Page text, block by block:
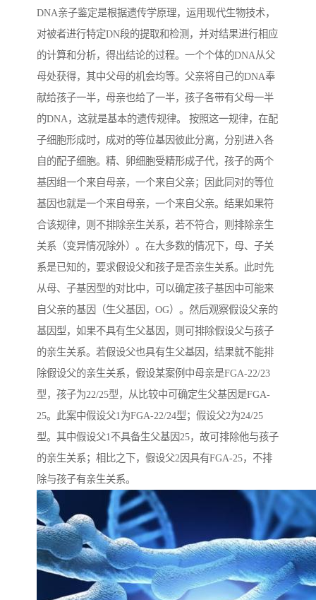
DNA亲子鉴定是根据遗传学原理，运用现代生物技术，
对被者进行特定DN段的提取和检测，并对结果进行相应
的计算和分析，得出结论的过程。一个个体的DNA从父
母处获得，其中父母的机会均等。父亲将自己的DNA奉
献给孩子一半，母亲也给了一半，孩子各带有父母一半
的DNA，这就是基本的遗传规律。 按照这一规律，在配
子细胞形成时，成对的等位基因彼此分离，分别进入各
自的配子细胞。精、卵细胞受精形成子代，孩子的两个
基因组一个来自母亲，一个来自父亲；因此同对的等位
基因也就是一个来自母亲，一个来自父亲。结果如果符
合该规律，则不排除亲生关系，若不符合，则排除亲生
关系（变异情况除外）。在大多数的情况下，母、子关
系是已知的，要求假设父和孩子是否亲生关系。此时先
从母、子基因型的对比中，可以确定孩子基因中可能来
自父亲的基因（生父基因，OG）。然后观察假设父亲的
基因型，如果不具有生父基因，则可排除假设父与孩子
的亲生关系。若假设父也具有生父基因，结果就不能排
除假设父的亲生关系，假设某案例中母亲是FGA-22/23
型，孩子为22/25型，从比较中可确定生父基因是FGA-
25。此案中假设父1为FGA-22/24型；假设父2为24/25
型。其中假设父1不具备生父基因25，故可排除他与孩子
的亲生关系；相比之下，假设父2因具有FGA-25，不排
除与孩子有亲生关系。